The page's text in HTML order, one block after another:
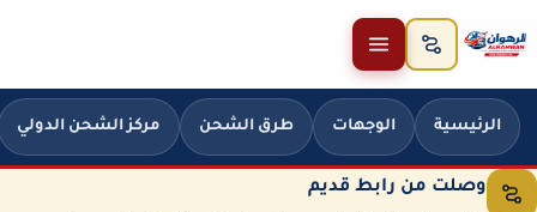
تخطَّ إلى المحتوى
الرئيسية الوجهات طرق الشحن مركز الشحن الدولي
وصلت من رابط قديم